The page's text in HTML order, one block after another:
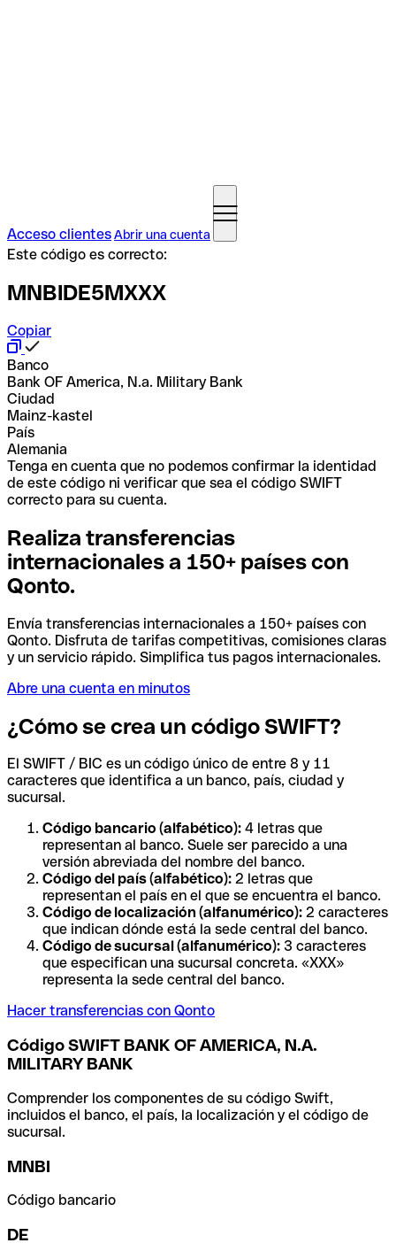
Acceso clientesAbrir una cuenta
Este código es correcto:
MNBIDE5MXXX
Copiar
Banco
Bank OF America, N.a. Military Bank
Ciudad
Mainz-kastel
País
Alemania
Tenga en cuenta que no podemos confirmar la identidad
de este código ni verificar que sea el código SWIFT
correcto para su cuenta.
Realiza transferencias
internacionales a 150+ países con
Qonto.
Envía transferencias internacionales a 150+ países con
Qonto. Disfruta de tarifas competitivas, comisiones claras
y un servicio rápido. Simplifica tus pagos internacionales.
Abre una cuenta en minutos
¿Cómo se crea un código SWIFT?
El SWIFT / BIC es un código único de entre 8 y 11
caracteres que identifica a un banco, país, ciudad y
sucursal.
Código bancario (alfabético): 4 letras que
representan al banco. Suele ser parecido a una
versión abreviada del nombre del banco.
Código del país (alfabético): 2 letras que
representan el país en el que se encuentra el banco.
Código de localización (alfanumérico): 2 caracteres
que indican dónde está la sede central del banco.
Código de sucursal (alfanumérico): 3 caracteres
que especifican una sucursal concreta. «XXX»
representa la sede central del banco.
Hacer transferencias con Qonto
Código SWIFT BANK OF AMERICA, N.A.
MILITARY BANK
Comprender los componentes de su código Swift,
incluidos el banco, el país, la localización y el código de
sucursal.
MNBI
Código bancario
DE